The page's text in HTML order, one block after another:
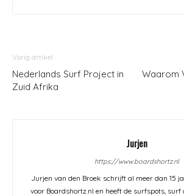
Vorig artikel
Nederlands Surf Project in
Zuid Afrika
Waarom
Jurjen
https://www.boardshortz.nl
Jurjen van den Broek schrijft al meer dan 15
voor Boardshortz.nl en heeft de surfspots, surf